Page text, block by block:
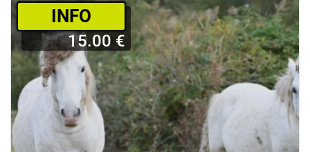
­INFO
15.00 €